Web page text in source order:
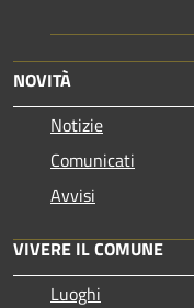
NOVITÀ
Notizie
Comunicati
Avvisi
VIVERE IL COMUNE
Luoghi